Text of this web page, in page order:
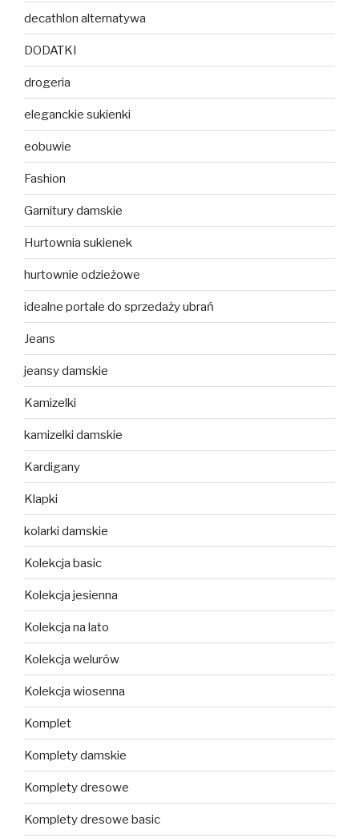
decathlon alternatywa
DODATKI
drogeria
eleganckie sukienki
eobuwie
Fashion
Garnitury damskie
Hurtownia sukienek
hurtownie odzieżowe
idealne portale do sprzedaży ubrań
Jeans
jeansy damskie
Kamizelki
kamizelki damskie
Kardigany
Klapki
kolarki damskie
Kolekcja basic
Kolekcja jesienna
Kolekcja na lato
Kolekcja welurów
Kolekcja wiosenna
Komplet
Komplety damskie
Komplety dresowe
Komplety dresowe basic